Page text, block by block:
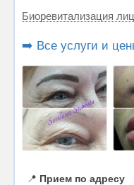
Биоревитализация
➡️ Все услуги и
📍 Прием по адресу